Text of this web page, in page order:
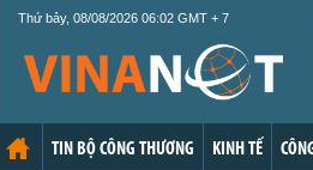
Thứ bảy, 08/08/2026 06:02 GMT + 7
TIN BỘ CÔNG THƯƠNG KINH TẾ